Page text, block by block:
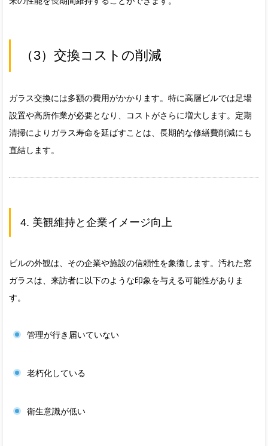
（3）交換コストの削減
ガラス交換には多額の費用がかかります。特に高層ビルでは足場
設置や高所作業が必要となり、コストがさらに増大します。定期
清掃によりガラス寿命を延ばすことは、長期的な修繕費削減にも
直結します。
4. 美観維持と企業イメージ向上
ビルの外観は、その企業や施設の信頼性を象徴します。汚れた窓
ガラスは、来訪者に以下のような印象を与える可能性がありま
す。
管理が行き届いていない
老朽化している
衛生意識が低い